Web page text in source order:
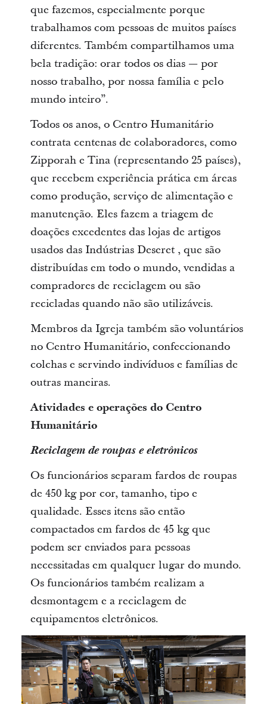
que fazemos, especialmente porque
trabalhamos com pessoas de muitos países
diferentes. Também compartilhamos uma
bela tradição: orar todos os dias ― por
nosso trabalho, por nossa família e pelo
mundo inteiro”.
Todos os anos, o Centro Humanitário
contrata centenas de colaboradores, como
Zipporah e Tina (representando 25 países),
que recebem experiência prática em áreas
como produção, serviço de alimentação e
manutenção. Eles fazem a triagem de
doações excedentes das lojas de artigos
usados das Indústrias Deseret , que são
distribuídas em todo o mundo, vendidas a
compradores de reciclagem ou são
recicladas quando não são utilizáveis.
Membros da Igreja também são voluntários
no Centro Humanitário, confeccionando
colchas e servindo indivíduos e famílias de
outras maneiras.
Atividades e operações do Centro
Humanitário
Reciclagem de roupas e eletrônicos
Os funcionários separam fardos de roupas
de 450 kg por cor, tamanho, tipo e
qualidade. Esses itens são então
compactados em fardos de 45 kg que
podem ser enviados para pessoas
necessitadas em qualquer lugar do mundo.
Os funcionários também realizam a
desmontagem e a reciclagem de
equipamentos eletrônicos.